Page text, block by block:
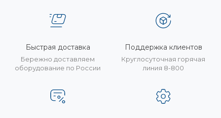
Быстрая доставка
Бережно доставляем
оборудование по России
Поддержка клиентов
Круглосуточная горячая
линия 8-800